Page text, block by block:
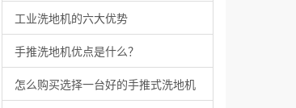
工业洗地机的六大优势
手推洗地机优点是什么？
怎么购买选择一台好的手推式洗地机